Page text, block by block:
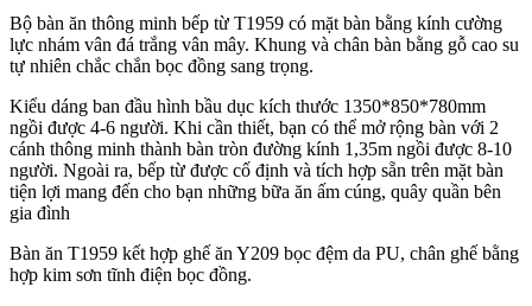
Bộ bàn ăn thông minh bếp từ T1959 có mặt bàn bằng kính cường
lực nhám vân đá trắng vân mây. Khung và chân bàn bằng gỗ cao su
tự nhiên chắc chắn bọc đồng sang trọng.
Kiểu dáng ban đầu hình bầu dục kích thước 1350*850*780mm
ngồi được 4-6 người. Khi cần thiết, bạn có thể mở rộng bàn với 2
cánh thông minh thành bàn tròn đường kính 1,35m ngồi được 8-10
người. Ngoài ra, bếp từ được cố định và tích hợp sẵn trên mặt bàn
tiện lợi mang đến cho bạn những bữa ăn ấm cúng, quây quần bên
gia đình
Bàn ăn T1959 kết hợp ghế ăn Y209 bọc đệm da PU, chân ghế bằng
hợp kim sơn tĩnh điện bọc đồng.